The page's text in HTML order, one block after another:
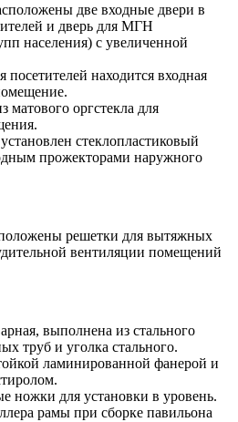
две входные двери в
и дверь для МГН
населения) с увеличенной
находится входная
матового оргстекла для
стеклопластиковый
прожекторами наружного
решетки для вытяжных
вентиляции помещений
выполнена из стального
труб и уголка стального.
ламинированной фанерой и
ножки для установки в уровень.
рамы при сборке павильона